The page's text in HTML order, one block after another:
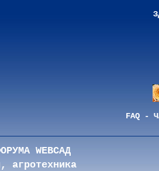
FAQ -
WEBСАД
агротехника